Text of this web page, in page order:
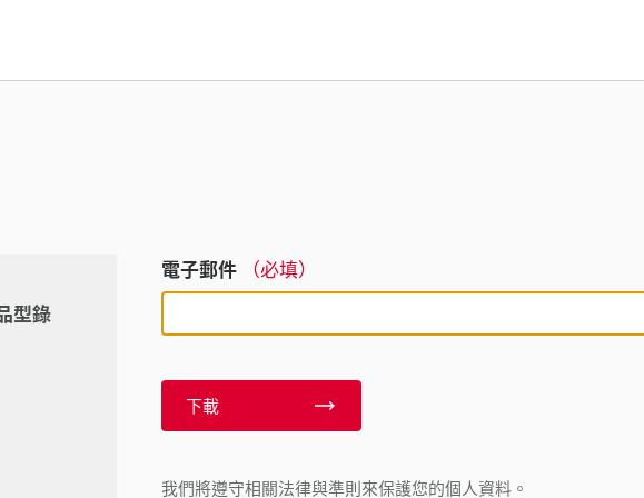
型錄
電子郵件 （必填）
下載
我們將遵守相關法律與準則來保護您的個人資料。